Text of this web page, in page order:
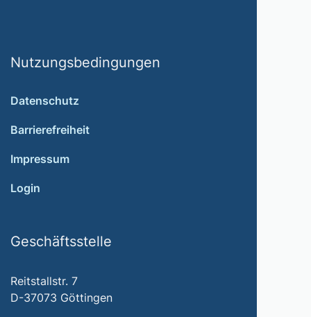
Nutzungsbedingungen
Datenschutz
Barrierefreiheit
Impressum
Login
Geschäftsstelle
Reitstallstr. 7
D-37073 Göttingen